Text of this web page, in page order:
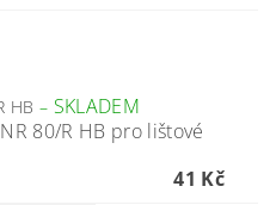
HB– SKLADEM
80/R HB pro lištové
41 Kč